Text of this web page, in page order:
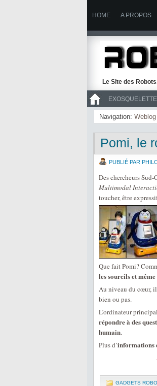
HOME A PROPOS
Le Site des
>> ROBOTS
Navigation: Weblog
Pomi, le
PUBLIÉ PAR
Des chercheurs
Multimodal
toucher, être
Que fait Pomi?
les sourcils et
Au niveau du cœur,
bien ou pas.
L’ordinateur
répondre à des
humain.
Plus d’informations
GADGETS